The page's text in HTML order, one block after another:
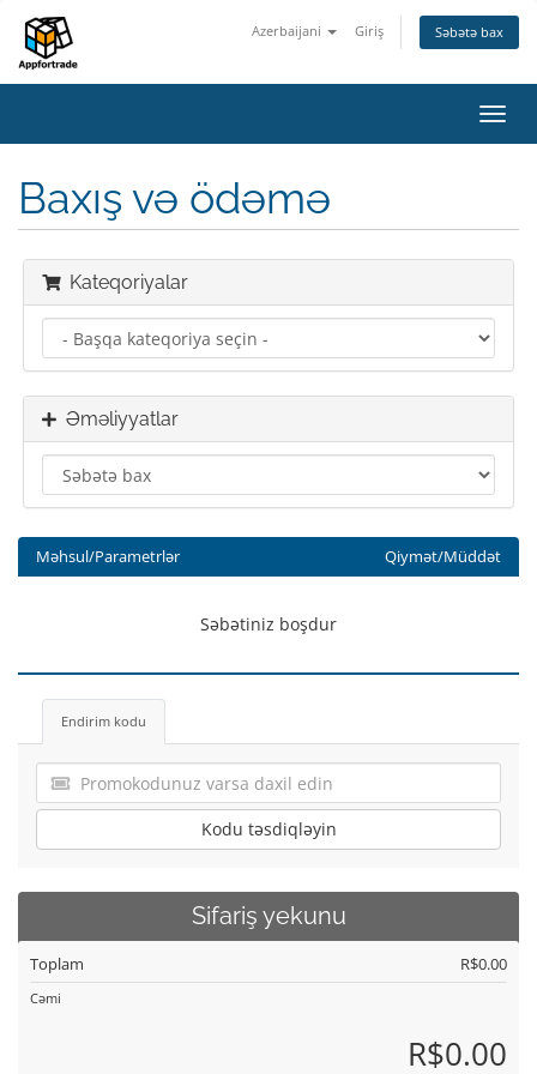
Azerbaijani Giriş Səbətə bax
keçid
Baxış və ödəmə
Kateqoriyalar
Əməliyyatlar
Məhsul/Parametrlər Qiymət/Müddət
Səbətiniz boşdur
Endirim kodu
Kodu təsdiqləyin
Sifariş yekunu
Toplam R$0.00
Cəmi
R$0.00